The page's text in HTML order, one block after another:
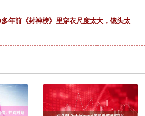
年前《封神榜》里穿衣尺度太大，镜头太